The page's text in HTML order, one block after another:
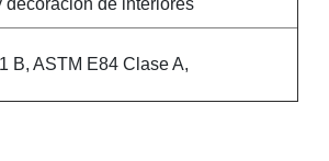
de interiores
B, ASTM E84 Clase A,